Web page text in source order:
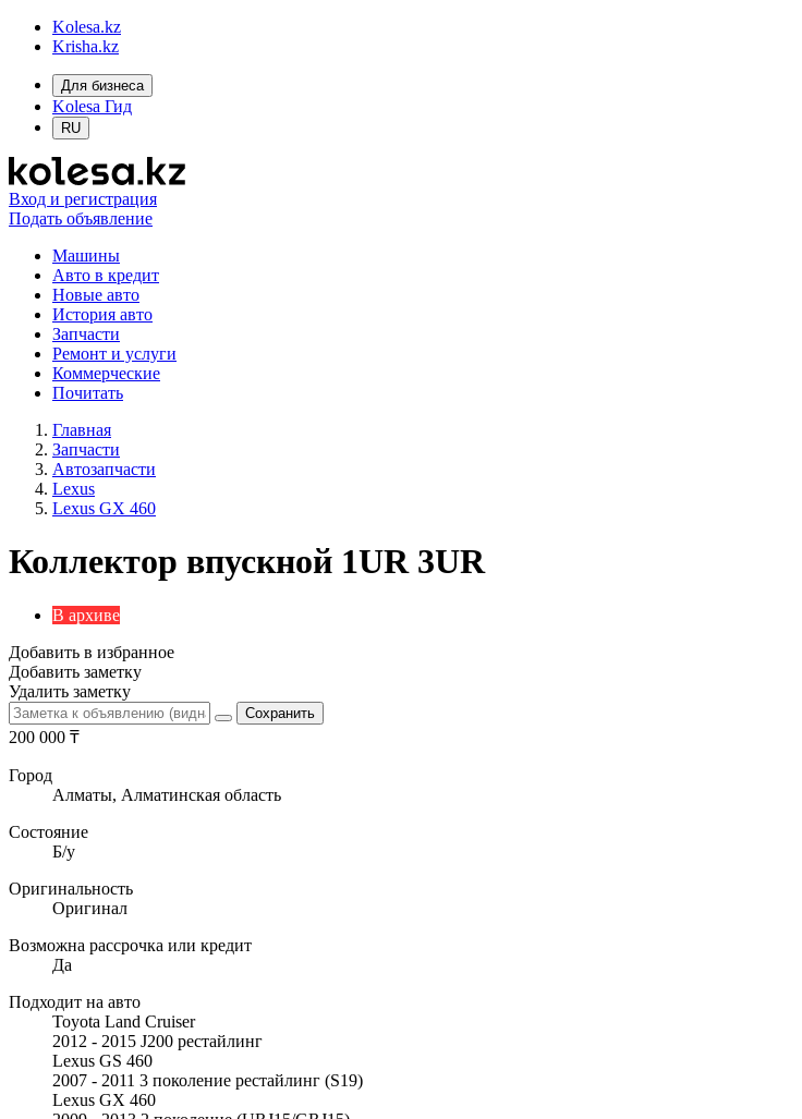
Kolesa.kz
Krisha.kz
Для бизнеса
Kolesa Гид
RU
Вход и регистрация
Подать объявление
Машины
Авто в кредит
Новые авто
История авто
Запчасти
Ремонт и услуги
Коммерческие
Почитать
Главная
Запчасти
Автозапчасти
Lexus
Lexus GX 460
Коллектор впускной 1UR 3UR
В архиве
Добавить в избранное
Добавить заметку
Удалить заметку
200 000 ₸
Город
Алматы, Алматинская область
Состояние
Б/y
Оригинальность
Оригинал
Возможна рассрочка или кредит
Да
Подходит на авто
Toyota Land Cruiser
2012 - 2015 J200 рестайлинг
Lexus GS 460
2007 - 2011 3 поколение рестайлинг (S19)
Lexus GX 460